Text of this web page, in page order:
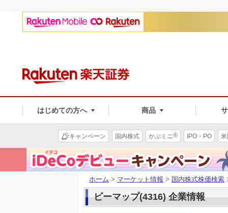
はじめての方へ 商品
キャンペーン 国内株式 かぶミニ® IPO・PO
ホーム > マーケット情報 > 国内株式株価検索
ビーマップ(4316) 企業情報